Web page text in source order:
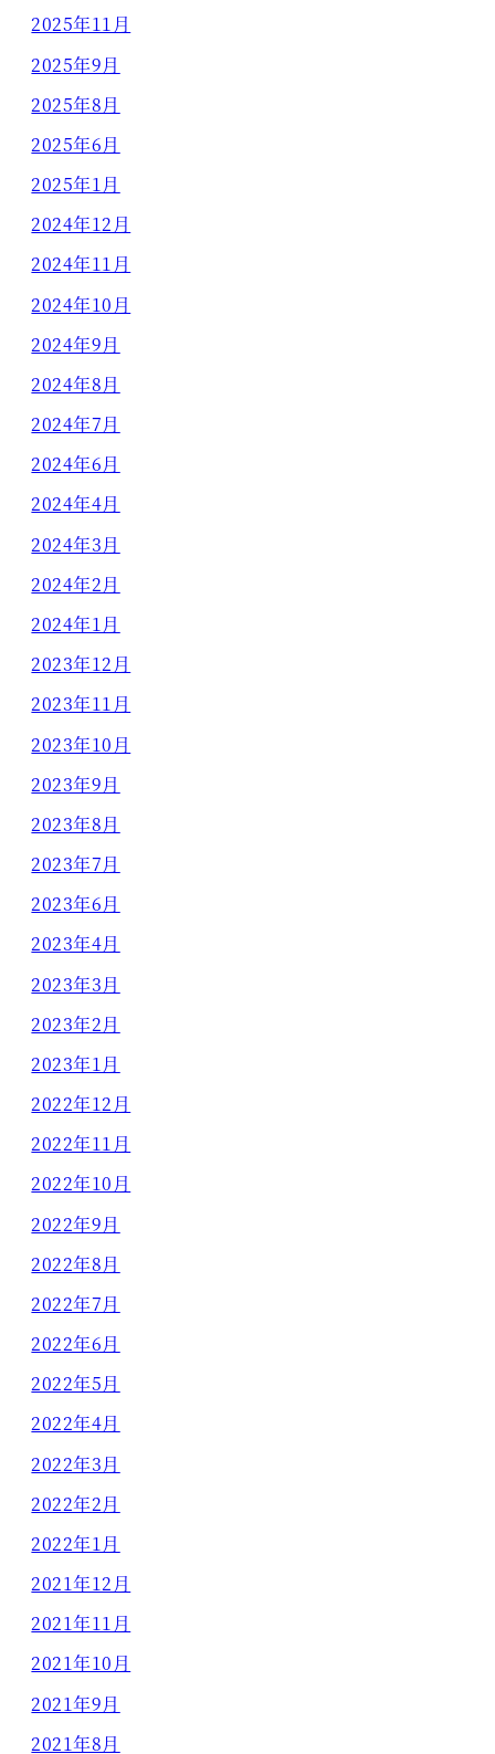
2025年11月
2025年9月
2025年8月
2025年6月
2025年1月
2024年12月
2024年11月
2024年10月
2024年9月
2024年8月
2024年7月
2024年6月
2024年4月
2024年3月
2024年2月
2024年1月
2023年12月
2023年11月
2023年10月
2023年9月
2023年8月
2023年7月
2023年6月
2023年4月
2023年3月
2023年2月
2023年1月
2022年12月
2022年11月
2022年10月
2022年9月
2022年8月
2022年7月
2022年6月
2022年5月
2022年4月
2022年3月
2022年2月
2022年1月
2021年12月
2021年11月
2021年10月
2021年9月
2021年8月